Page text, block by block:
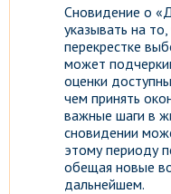
Сновидение о
указывать на
перекрестке
может
оценки
чем принять
важные шаги в
сновидении
этому периоду
обещая новые
дальнейшем.